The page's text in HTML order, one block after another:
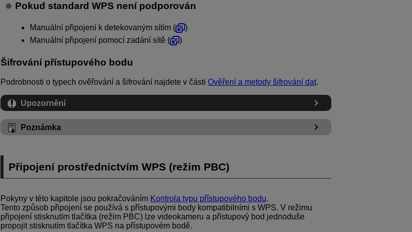
Pokud standard WPS není podporován
Manuální připojení k detekovaným sítím (
)
Manuální připojení pomocí zadání sítě (
)
Šifrování přístupového bodu
Podrobnosti o typech ověřování a šifrování najdete v části Ověření a metody šifrování dat.
Upozornění
Poznámka
Připojení prostřednictvím WPS (režim PBC)
Pokyny v této kapitole jsou pokračováním Kontrola typu přístupového bodu.
Tento způsob připojení se používá s přístupovými body kompatibilními s WPS. V režimu
připojení stisknutím tlačítka (režim PBC) lze videokameru a přístupový bod jednoduše
propojit stisknutím tlačítka WPS na přístupovém bodě.